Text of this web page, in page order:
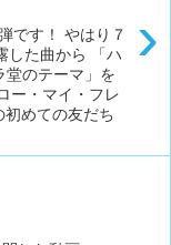
›
です！ やはり７
した曲から 「ハ
堂のテーマ」を
ー・マイ・フレ
初めての友だち